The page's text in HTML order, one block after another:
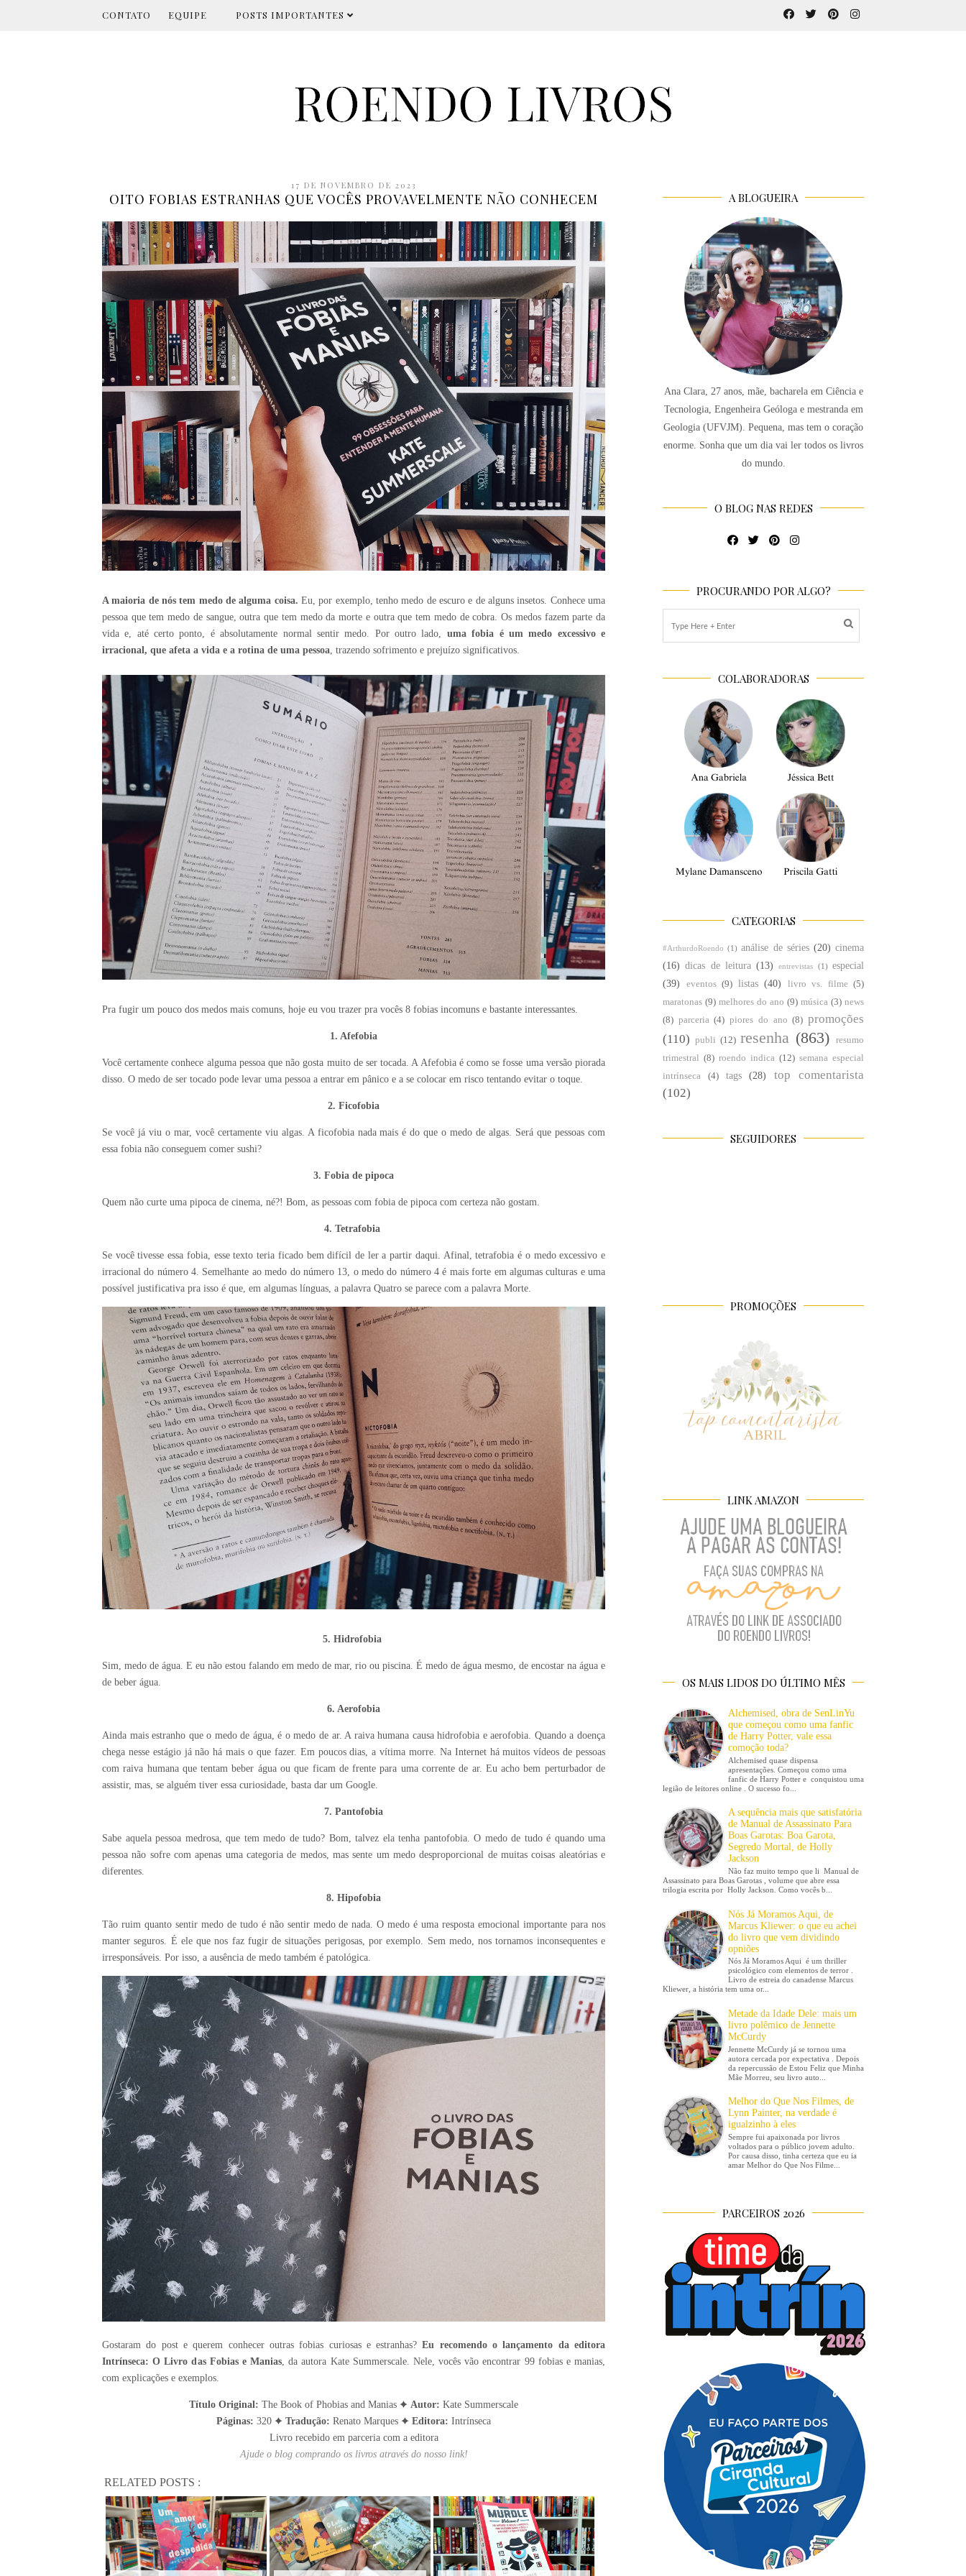
CONTATO EQUIPE POSTS IMPORTANTES
17 DE NOVEMBRO DE 2023
OITO FOBIAS ESTRANHAS QUE VOCÊS PROVAVELMENTE NÃO CONHECEM
A maioria de nós tem medo de alguma coisa. Eu, por exemplo, tenho medo de escuro e de alguns insetos. Conhece uma
pessoa que tem medo de sangue, outra que tem medo da morte e outra que tem medo de cobra. Os medos fazem parte da
vida e, até certo ponto, é absolutamente normal sentir medo. Por outro lado, uma fobia é um medo excessivo e
irracional, que afeta a vida e a rotina de uma pessoa, trazendo sofrimento e prejuízo significativos.
Pra fugir um pouco dos medos mais comuns, hoje eu vou trazer pra vocês 8 fobias incomuns e bastante interessantes.
1. Afefobia
Você certamente conhece alguma pessoa que não gosta muito de ser tocada. A Afefobia é como se fosse uma versão piorada
disso. O medo de ser tocado pode levar uma pessoa a entrar em pânico e a se colocar em risco tentando evitar o toque.
2. Ficofobia
Se você já viu o mar, você certamente viu algas. A ficofobia nada mais é do que o medo de algas. Será que pessoas com
essa fobia não conseguem comer sushi?
3. Fobia de pipoca
Quem não curte uma pipoca de cinema, né?! Bom, as pessoas com fobia de pipoca com certeza não gostam.
4. Tetrafobia
Se você tivesse essa fobia, esse texto teria ficado bem difícil de ler a partir daqui. Afinal, tetrafobia é o medo excessivo e
irracional do número 4. Semelhante ao medo do número 13, o medo do número 4 é mais forte em algumas culturas e uma
possível justificativa pra isso é que, em algumas línguas, a palavra Quatro se parece com a palavra Morte.
5. Hidrofobia
Sim, medo de água. E eu não estou falando em medo de mar, rio ou piscina. É medo de água mesmo, de encostar na água e
de beber água.
6. Aerofobia
Ainda mais estranho que o medo de água, é o medo de ar. A raiva humana causa hidrofobia e aerofobia. Quando a doença
chega nesse estágio já não há mais o que fazer. Em poucos dias, a vítima morre. Na Internet há muitos vídeos de pessoas
com raiva humana que tentam beber água ou que ficam de frente para uma corrente de ar. Eu acho bem perturbador de
assistir, mas, se alguém tiver essa curiosidade, basta dar um Google.
7. Pantofobia
Sabe aquela pessoa medrosa, que tem medo de tudo? Bom, talvez ela tenha pantofobia. O medo de tudo é quando uma
pessoa não sofre com apenas uma categoria de medos, mas sente um medo desproporcional de muitas coisas aleatórias e
diferentes.
8. Hipofobia
Tão ruim quanto sentir medo de tudo é não sentir medo de nada. O medo é uma resposta emocional importante para nos
manter seguros. É ele que nos faz fugir de situações perigosas, por exemplo. Sem medo, nos tornamos inconsequentes e
irresponsáveis. Por isso, a ausência de medo também é patológica.
Gostaram do post e querem conhecer outras fobias curiosas e estranhas?Eu recomendo o lançamento da editora
Intrínseca: O Livro das Fobias e Manias, da autora Kate Summerscale. Nele, vocês vão encontrar 99 fobias e manias,
com explicações e exemplos.
Título Original: The Book of Phobias and Manias ✦ Autor: Kate Summerscale
Páginas: 320 ✦ Tradução: Renato Marques ✦ Editora: Intrínseca
Livro recebido em parceria com a editora
Ajude o blog comprando os livros através do nosso link!
RELATED POSTS :
A BLOGUEIRA
Ana Clara, 27 anos, mãe, bacharela em Ciência e
Tecnologia, Engenheira Geóloga e mestranda em
Geologia (UFVJM). Pequena, mas tem o coração
enorme. Sonha que um dia vai ler todos os livros
do mundo.
O BLOG NAS REDES
PROCURANDO POR ALGO?
COLABORADORAS
CATEGORIAS
#ArthurdoRoendo (1) análise de séries (20) cinema
(16) dicas de leitura (13) entrevistas (1) especial
(39)
eventos (9) listas (40) livro vs. filme (5)
maratonas (9) melhores do ano (9) música (3) news
(8) parceria (4) piores do ano (8) promoções
(110) publi (12) resenha (863)
resumo
trimestral (8) roendo indica (12) semana especial
intrínseca
(4) tags (28)
top comentarista
(102)
SEGUIDORES
PROMOÇÕES
LINK AMAZON
OS MAIS LIDOS DO ÚLTIMO MÊS
Alchemised, obra de SenLinYu
que começou como uma fanfic
de Harry Potter, vale essa
comoção toda?
Alchemised quase dispensa
apresentações. Começou como uma
fanfic de Harry Potter e conquistou uma
legião de leitores online . O sucesso fo...
A sequência mais que satisfatória
de Manual de Assassinato Para
Boas Garotas: Boa Garota,
Segredo Mortal, de Holly
Jackson
Não faz muito tempo que li Manual de
Assassinato para Boas Garotas , volume que abre essa
trilogia escrita por Holly Jackson. Como vocês b...
Nós Já Moramos Aqui, de
Marcus Kliewer: o que eu achei
do livro que vem dividindo
opniões
Nós Já Moramos Aqui é um thriller
psicológico com elementos de terror .
Livro de estreia do canadense Marcus
Kliewer, a história tem uma or...
Metade da Idade Dele: mais um
livro polêmico de Jennette
McCurdy
Jennette McCurdy já se tornou uma
autora cercada por expectativa . Depois
da repercussão de Estou Feliz que Minha
Mãe Morreu, seu livro auto...
Melhor do Que Nos Filmes, de
Lynn Painter, na verdade é
igualzinho à eles
Sempre fui apaixonada por livros
voltados para o público jovem adulto.
Por causa disso, tinha certeza que eu ia
amar Melhor do Que Nos Filme...
PARCEIROS 2026